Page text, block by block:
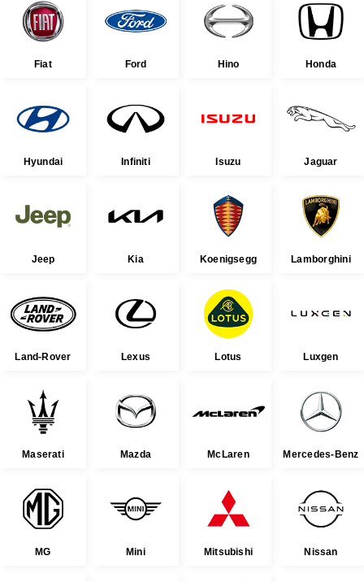
Fiat Ford Hino Honda
Hyundai Infiniti Isuzu Jaguar
Jeep Kia Koenigsegg Lamborghini
Land-Rover Lexus Lotus Luxgen
Maserati Mazda McLaren Mercedes-Benz
MG Mini Mitsubishi Nissan